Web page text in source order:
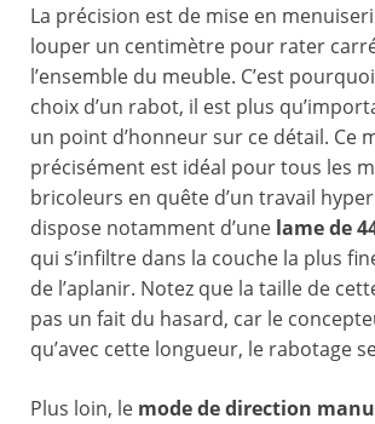
La précision est de mise en
louper un centimètre pour rater
l’ensemble du meuble. C’est
choix d’un rabot, il est plus
un point d’honneur sur ce détail. Ce
précisément est idéal pour tous les
bricoleurs en quête d’un travail
dispose notamment d’une lame de
qui s’infiltre dans la couche la plus
de l’aplanir. Notez que la taille de
pas un fait du hasard, car le
qu’avec cette longueur, le rabotage
Plus loin, le mode de direction